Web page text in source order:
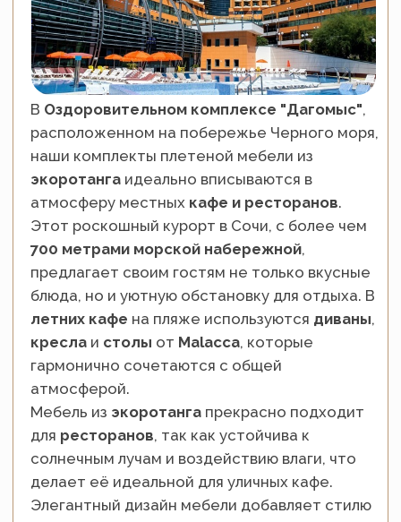
для приема гостей и организации
комфортных ужинов на свежем воздухе.
МебельMalaccaидеально подходит для
кафе и ресторанов, поскольку она
устойчива к воздействию внешней среды
комплекты мебели подходят для
ресторанных террас и летних площадок,
позволяя создавать привлекательные и
Обеденный комплект
Гайс